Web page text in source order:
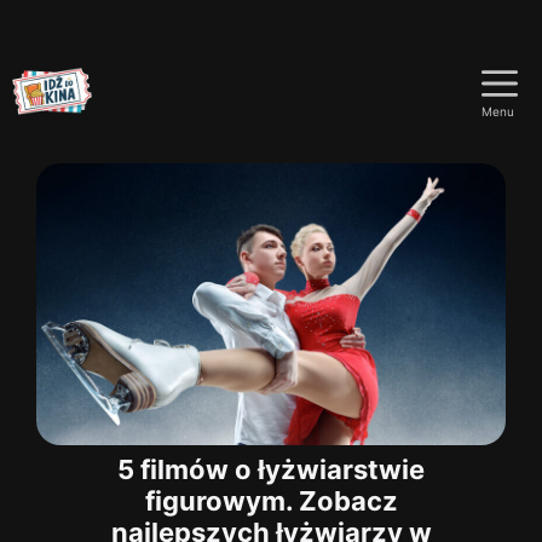
do
treści
Menu
5 filmów o łyżwiarstwie
figurowym. Zobacz
najlepszych łyżwiarzy w